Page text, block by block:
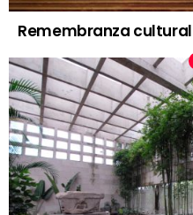
Remembranza